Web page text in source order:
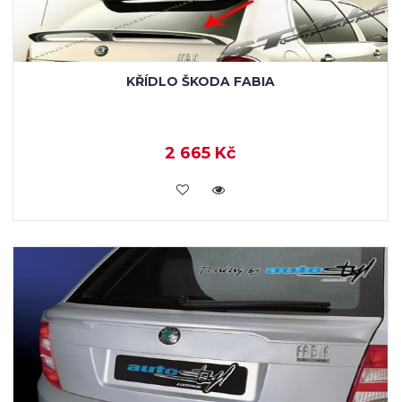
KŘÍDLO ŠKODA FABIA
2 665 Kč
KOUPIT